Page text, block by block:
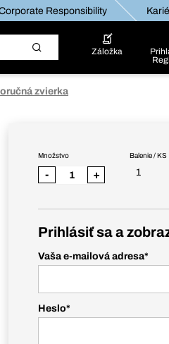
Responsibility
Záložka
zvierka
Balenie / KS
1
Množstvo
- +
Prihlásiť sa a
Vaša e-mailová adresa*
Heslo*